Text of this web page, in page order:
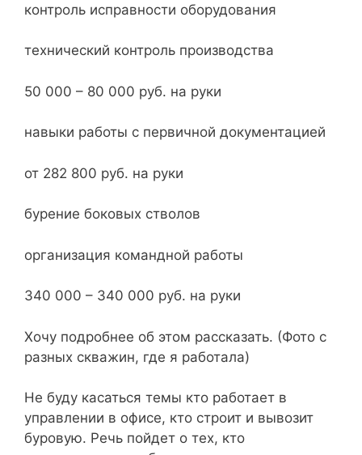
контроль исправности оборудования
технический контроль производства
50 000 – 80 000 руб. на руки
навыки работы с первичной документацией
от 282 800 руб. на руки
бурение боковых стволов
организация командной работы
340 000 – 340 000 руб. на руки
Хочу подробнее об этом рассказать. (Фото с
разных скважин, где я работала)
Не буду касаться темы кто работает в
управлении в офисе, кто строит и вывозит
буровую. Речь пойдет о тех, кто